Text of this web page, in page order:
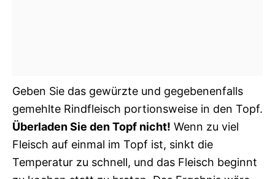
Geben Sie das gewürzte und gegebenenfalls
gemehlte Rindfleisch portionsweise in den Topf.
Überladen Sie den Topf nicht! Wenn zu viel
Fleisch auf einmal im Topf ist, sinkt die
Temperatur zu schnell, und das Fleisch beginnt